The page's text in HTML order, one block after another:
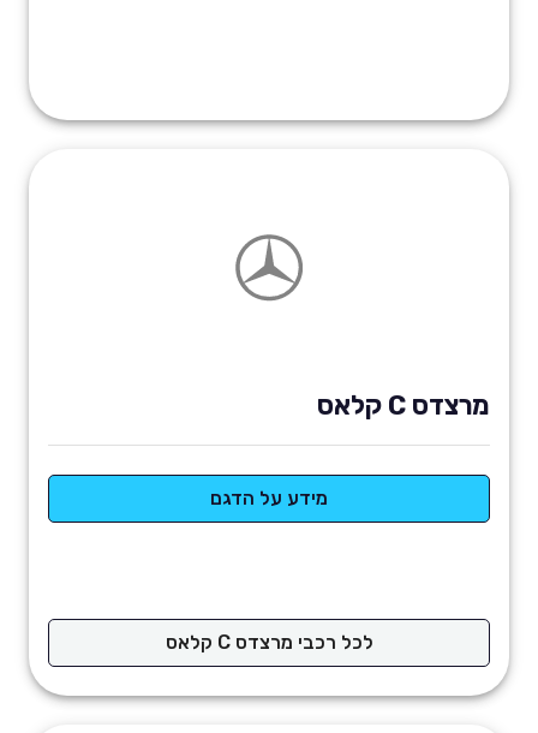
מרצדס C קלאס
מידע על הדגם
לכל רכבי מרצדס C קלאס